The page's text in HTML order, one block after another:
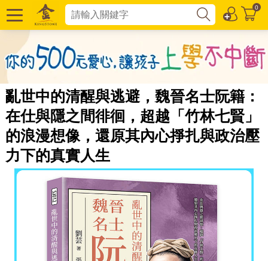
0
亂世中的清醒與逃避，魏晉名士阮籍：
在仕與隱之間徘徊，超越「竹林七賢」
的浪漫想像，還原其內心掙扎與政治壓
力下的真實人生